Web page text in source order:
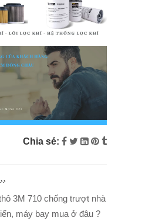
Chia sẻ:
3M 710 chống trượt nhà
máy bay mua ở đâu ?